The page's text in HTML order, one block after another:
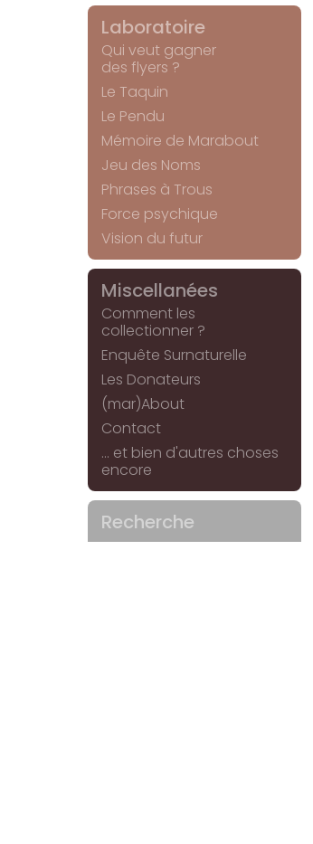
Laboratoire
Qui veut gagner
des flyers ?
Le Taquin
Le Pendu
Mémoire de Marabout
Jeu des Noms
Phrases à Trous
Force psychique
Vision du futur
Miscellanées
Comment les
collectionner ?
Enquête Surnaturelle
Les Donateurs
(mar)About
Contact
... et bien d'autres choses
encore
Recherche